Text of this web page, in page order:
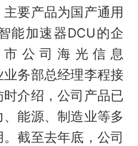
要产品为国产通用
能加速器DCU的企
公司海光信息
业务部总经理李程接
介绍，公司产品已
能源、制造业等多
截至去年底，公司